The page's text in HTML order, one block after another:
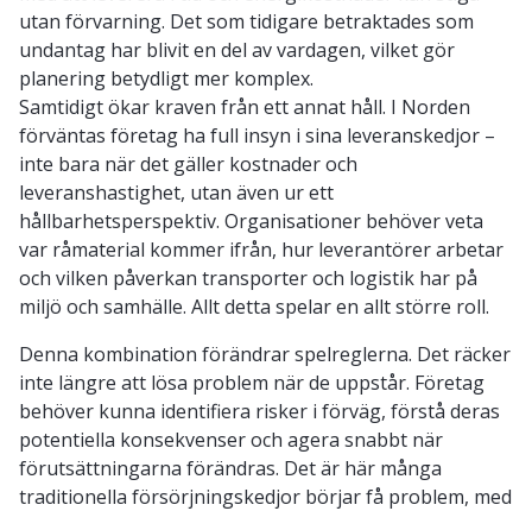
utan förvarning. Det som tidigare betraktades som
undantag har blivit en del av vardagen, vilket gör
planering betydligt mer komplex.
Samtidigt ökar kraven från ett annat håll. I Norden
förväntas företag ha full insyn i sina leveranskedjor –
inte bara när det gäller kostnader och
leveranshastighet, utan även ur ett
hållbarhetsperspektiv. Organisationer behöver veta
var råmaterial kommer ifrån, hur leverantörer arbetar
och vilken påverkan transporter och logistik har på
miljö och samhälle. Allt detta spelar en allt större roll.
Denna kombination förändrar spelreglerna. Det räcker
inte längre att lösa problem när de uppstår. Företag
behöver kunna identifiera risker i förväg, förstå deras
potentiella konsekvenser och agera snabbt när
förutsättningarna förändras. Det är här många
traditionella försörjningskedjor börjar få problem, med